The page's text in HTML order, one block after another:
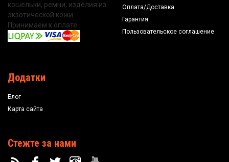
кошельки, ремни, изделия из
экзотической кожи.
Принимаем к оплате:
Оплата/Доставка
Гарантия
Пользовательское соглашение
Додатки
Блог
Карта сайта
Стежте за нами